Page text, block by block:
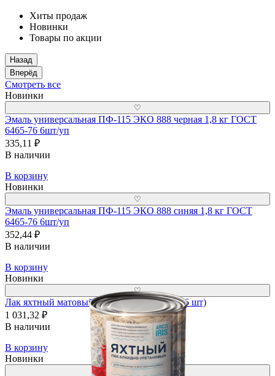
Хиты продаж
Новинки
Товары по акции
Назад
Вперёд
Смотреть все
Новинки
♡
Эмаль универсальная ПФ-115 ЭКО 888 черная 1,8 кг ГОСТ
6465-76 6шт/уп
335,11 ₽
В наличии
В корзину
Новинки
♡
Эмаль универсальная ПФ-115 ЭКО 888 синяя 1,8 кг ГОСТ
6465-76 6шт/уп
352,44 ₽
В наличии
В корзину
Новинки
♡
Лак яхтный матовый 1,8 л. "ARCO IRIS" (6 шт)
1 031,32 ₽
В наличии
В корзину
Новинки
♡